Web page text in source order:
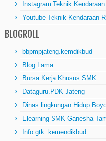
Instagram Teknik
Youtube Teknik Kendaraan
BLOGROLL
bbpmpjateng.kemdikbud
Blog Lama
Bursa Kerja Khusus SMK
Dataguru.PDK Jateng
Dinas lingkungan Hidup
Elearning SMK Ganesha
Info.gtk. kemendikbud